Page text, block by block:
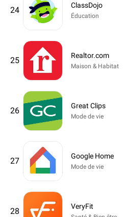
24
ClassDojo
Éducation
25
Realtor.com
Maison & Habitat
26
Great Clips
Mode de vie
27
Google Home
Mode de vie
28
VeryFit